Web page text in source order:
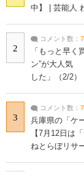
中】 | 芸能人
2
コメント数： 7
「もっと早
ン”が大人気
した」（2/2
3
コメント数： 7
兵庫県の「ケ
【7月12日は
ねとらぼリサ